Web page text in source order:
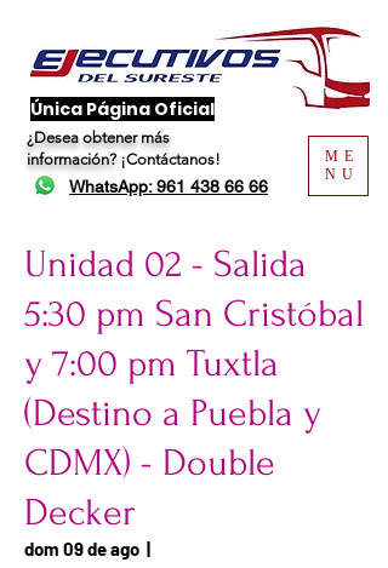
​Única Página Oficial
¿Desea obtener más
información? ¡Contáctanos!
WhatsApp: 961 438 66 66
ME
NU
Unidad 02 - Salida
5:30 pm San Cristóbal
y 7:00 pm Tuxtla
(Destino a Puebla y
CDMX) - Double
Decker
dom 09 de ago
  |